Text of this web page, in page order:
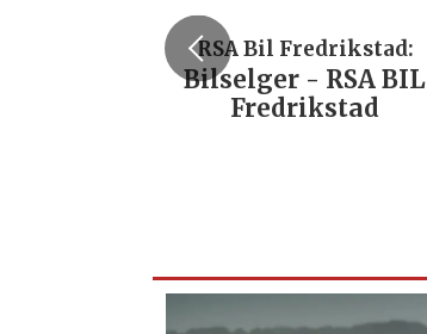
RSA Bil Fredrikstad:
Bilselger - RSA BIL
Fredrikstad